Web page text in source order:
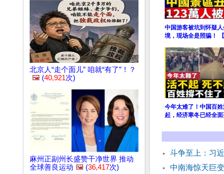
北京人“走个面儿” 咱就“有了”！？
🖼️ (40,921次)
麻州正副州长盛赞干净世界 推动
全球善良运动 🖼️ (36,417次)
中国游客被坑到怀疑
境，现场全是照骗！ 【
今年太难了！中国百
起，经济寒冬已经全面
斗争至上：习
中南海惊天巨